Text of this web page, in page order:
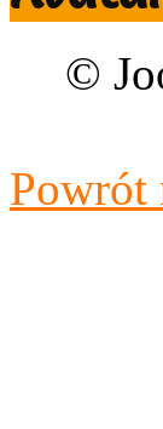
©
Powrót